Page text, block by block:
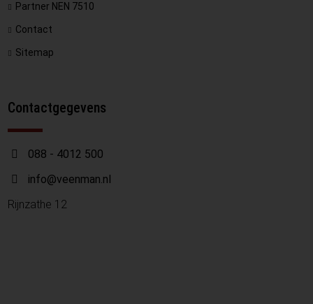
Partner NEN 7510
Contact
Sitemap
Contactgegevens
088 - 4012 500
info@veenman.nl
Rijnzathe 12